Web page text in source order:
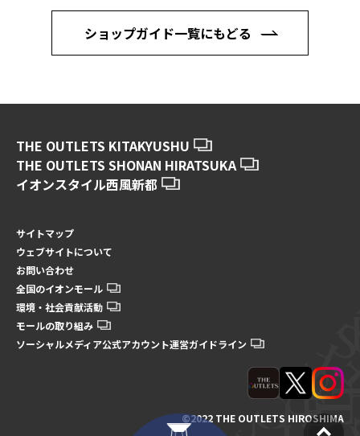
ショップガイド一覧にもどる
THE OUTLETS KITAKYUSHU
THE OUTLETS SHONAN HIRATSUKA
イオンスタイル西風新都
サイトマップ
ウェブサイトについて
お問い合わせ
全国のイオンモール
環境・社会貢献活動
モールの取り組み
ソーシャルメディア公式アカウント運営ガイドライン
©2022 THE OUTLETS HIROSHIMA